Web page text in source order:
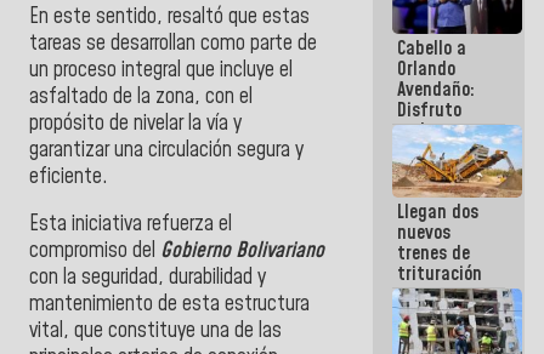
En este sentido, resaltó que estas
tareas se desarrollan como parte de
un proceso integral que incluye el
asfaltado de la zona, con el
propósito de nivelar la vía y
garantizar una circulación segura y
eficiente.
Esta iniciativa refuerza el
compromiso del Gobierno Bolivariano
con la seguridad, durabilidad y
mantenimiento de esta estructura
vital, que constituye una de las
Cabello a
Orlando
Avendaño:
Disfruto
cada vez
que escribes
porque lo
que haces
es
embarrarla
Llegan dos
nuevos
trenes de
trituración
para
optimizar
manejo de